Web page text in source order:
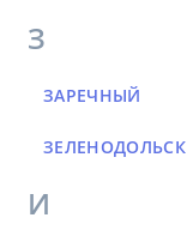
З
ЗАРЕЧНЫЙ
ЗЕЛЕНОДОЛЬСК
И